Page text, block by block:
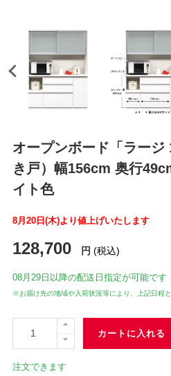
オープンボード「ラージ
き戸）幅156cm 奥行
イト色
8月20日(木)より値上げいたします
128,700 円 (税込)
08月29日 以降の配送日指定が可能です
※お届け先の地域や入荷状況等により、上記日程
カートに入れる
注文できます